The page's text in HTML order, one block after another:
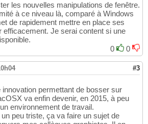
les nouvelles manipulations de fenêtre.
à ce niveau là, comparé à Windows
de rapidement mettre en place ses
efficacement. Je serai content si une
0
0
#3
permettant de bosser sur
va enfin devenir, en 2015, à peu
environnement de travail.
peu triste, ça va faire un sujet de